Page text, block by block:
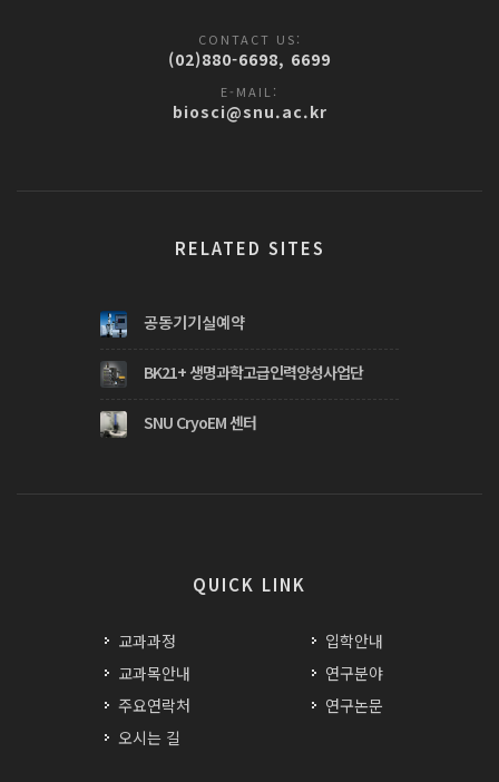
CONTACT US:
(02)880-6698, 6699
E-MAIL:
biosci@snu.ac.kr
RELATED SITES
공동기기실예약
BK21+ 생명과학고급인력양성사업단
SNU CryoEM 센터
QUICK LINK
교과과정
교과목안내
주요연락처
오시는 길
입학안내
연구분야
연구논문